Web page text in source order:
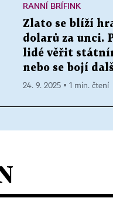
RANNÍ BRÍFINK
Zlato se blíží
dolarů za unci.
lidé věřit
nebo se bojí
24. 9. 2025 ▪ 1 min. čtení